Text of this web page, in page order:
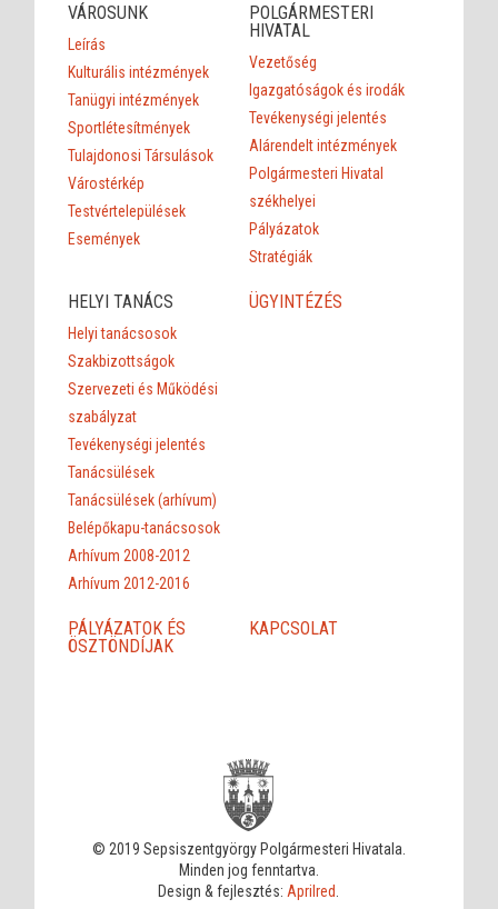
VÁROSUNK
Leírás
Kulturális intézmények
Tanügyi intézmények
Sportlétesítmények
Tulajdonosi Társulások
Várostérkép
Testvértelepülések
Események
POLGÁRMESTERI
HIVATAL
Vezetőség
Igazgatóságok és irodák
Tevékenységi jelentés
Alárendelt intézmények
Polgármesteri Hivatal
székhelyei
Pályázatok
Stratégiák
HELYI TANÁCS
Helyi tanácsosok
Szakbizottságok
Szervezeti és Működési
szabályzat
Tevékenységi jelentés
Tanácsülések
Tanácsülések (arhívum)
Belépőkapu-tanácsosok
Arhívum 2008-2012
Arhívum 2012-2016
ÜGYINTÉZÉS
PÁLYÁZATOK ÉS
ÖSZTÖNDÍJAK
KAPCSOLAT
© 2019 Sepsiszentgyörgy Polgármesteri Hivatala.
Minden jog fenntartva.
Design & fejlesztés: Aprilred